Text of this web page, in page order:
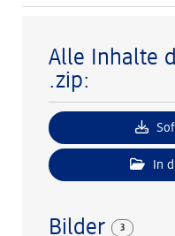
Alle Inhalte
.zip:
In
Bilder 3